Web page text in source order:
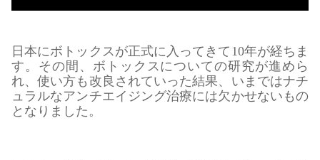
日本にボトックスが正式に入ってきて10年が経ちま
す。その間、ボトックスについての研究が進めら
れ、使い方も改良されていった結果、いまではナチ
ュラルなアンチエイジング治療には欠かせないもの
となりました。